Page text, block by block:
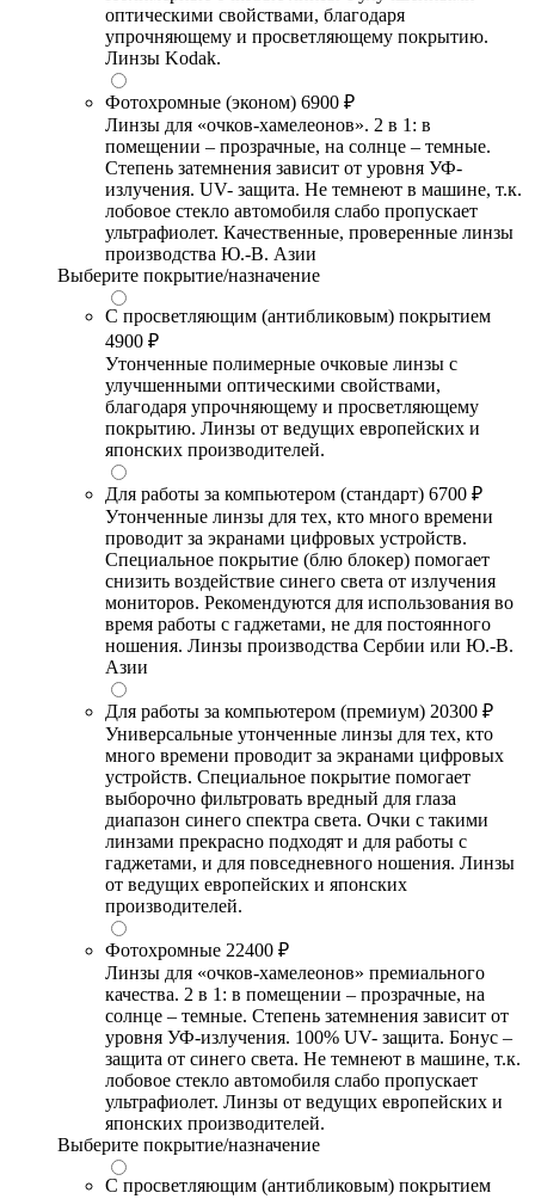
оптическими свойствами, благодаря
упрочняющему и просветляющему покрытию.
Линзы Kodak.
Фотохромные (эконом) 6900 ₽
Линзы для «очков-хамелеонов». 2 в 1: в
помещении – прозрачные, на солнце – темные.
Степень затемнения зависит от уровня УФ-
излучения. UV- защита. Не темнеют в машине, т.к.
лобовое стекло автомобиля слабо пропускает
ультрафиолет. Качественные, проверенные линзы
производства Ю.-В. Азии
Выберите покрытие/назначение
С просветляющим (антибликовым) покрытием
4900 ₽
Утонченные полимерные очковые линзы с
улучшенными оптическими свойствами,
благодаря упрочняющему и просветляющему
покрытию. Линзы от ведущих европейских и
японских производителей.
Для работы за компьютером (стандарт) 6700 ₽
Утонченные линзы для тех, кто много времени
проводит за экранами цифровых устройств.
Специальное покрытие (блю блокер) помогает
снизить воздействие синего света от излучения
мониторов. Рекомендуются для использования во
время работы с гаджетами, не для постоянного
ношения. Линзы производства Сербии или Ю.-В.
Азии
Для работы за компьютером (премиум) 20300 ₽
Универсальные утонченные линзы для тех, кто
много времени проводит за экранами цифровых
устройств. Специальное покрытие помогает
выборочно фильтровать вредный для глаза
диапазон синего спектра света. Очки с такими
линзами прекрасно подходят и для работы с
гаджетами, и для повседневного ношения. Линзы
от ведущих европейских и японских
производителей.
Фотохромные 22400 ₽
Линзы для «очков-хамелеонов» премиального
качества. 2 в 1: в помещении – прозрачные, на
солнце – темные. Степень затемнения зависит от
уровня УФ-излучения. 100% UV- защита. Бонус –
защита от синего света. Не темнеют в машине, т.к.
лобовое стекло автомобиля слабо пропускает
ультрафиолет. Линзы от ведущих европейских и
японских производителей.
Выберите покрытие/назначение
С просветляющим (антибликовым) покрытием